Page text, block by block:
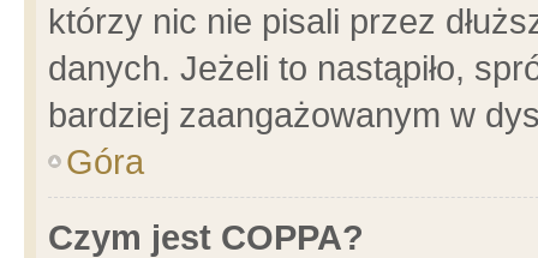
którzy nic nie pisali przez
danych. Jeżeli to nastąpiło,
bardziej zaangażowanym w
Góra
Czym jest COPPA?